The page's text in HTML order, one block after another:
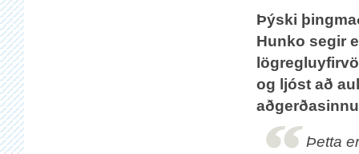
Þýski
Hunko segir
og ljóst að
Þetta